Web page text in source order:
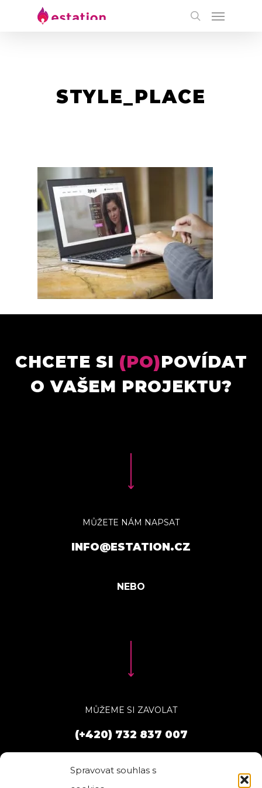
Spravovat souhlas s
STYLE_PLACE
CHCETE SI (PO)POVÍDAT
O VAŠEM PROJEKTU?
MŮŽETE NÁM NAPSAT
INFO@ESTATION.CZ
MŮŽEME SI ZAVOLAT
(+420) 732 837 007